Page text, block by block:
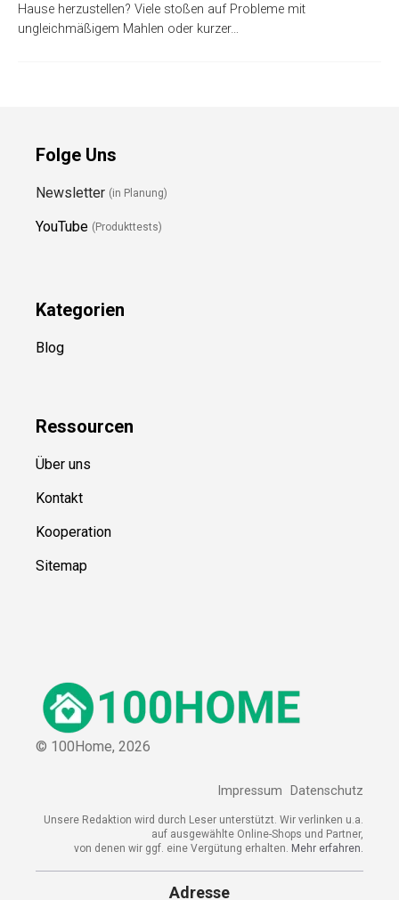
Hause herzustellen? Viele stoßen auf Probleme mit
ungleichmäßigem Mahlen oder kurzer…
Folge Uns
Newsletter (in Planung)
YouTube (Produkttests)
Kategorien
Blog
Ressourcen
Über uns
Kontakt
Kooperation
Sitemap
© 100Home, 2026
Impressum Datenschutz
Unsere Redaktion wird durch Leser unterstützt. Wir verlinken u.a.
auf ausgewählte Online-Shops und Partner,
von denen wir ggf. eine Vergütung erhalten. Mehr erfahren.
Adresse